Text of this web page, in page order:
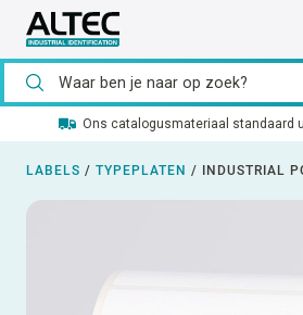
Ons catalogusmateriaal standaard
LABELS / TYPEPLATEN / INDUSTRIAL